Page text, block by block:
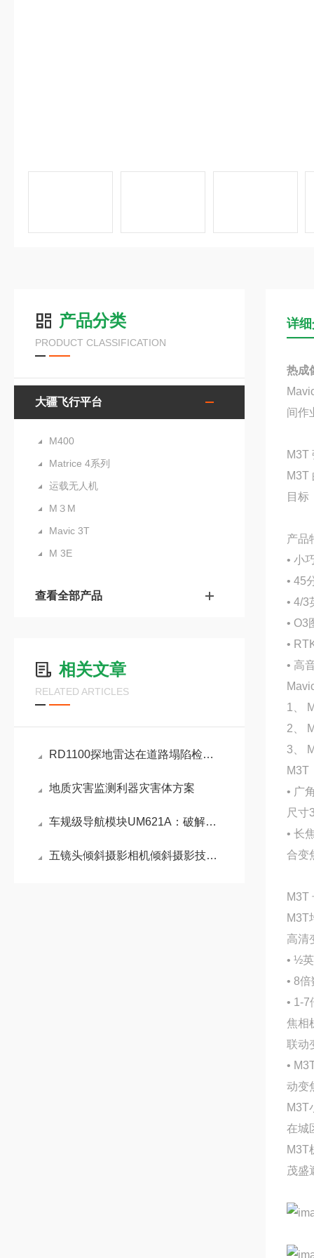
产品分类
PRODUCT CLASSIFICATION
大疆飞行平台
M400
Matrice 4系列
运载无人机
M３M
Mavic 3T
M 3E
查看全部产品
相关文章
RELATED ARTICLES
RD1100探地雷达在道路塌陷检测方面有着重要作用
地质灾害监测利器灾害体方案
车规级导航模块UM621A：破解车载连续定位难题的核心利器
五镜头倾斜摄影相机倾斜摄影技术带你感受真实直观世界
详
热成
间作
M3T
M3T
目标
产品
• 小
• 45
• 4/3
• O3
•
• 高
1、
2、
3、
M3T
• 广
尺寸
• 长
合变
M3T
M3T
高清
• ½
• 8
• 1-
焦相
联动
•
动变
M3T
在城
M3T
茂盛